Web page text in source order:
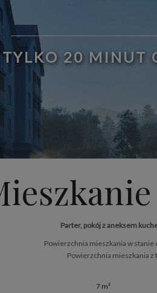
TYLKO 20 MINUT
Parter, pokój z aneksem
Powierzchnia mieszkania w
Powierzchnia mieszkania z
7 m²